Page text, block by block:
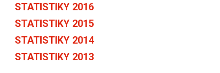
STATISTIKY 2016
STATISTIKY 2015
STATISTIKY 2014
STATISTIKY 2013